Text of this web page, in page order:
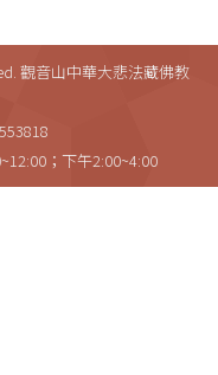
觀音山中華大悲法藏佛教
；下午2:00~4:00